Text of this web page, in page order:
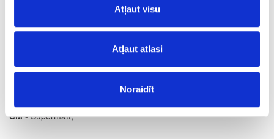
Atļaut visu
Atļaut atlasi
Noraidīt
CM- Supermatt;